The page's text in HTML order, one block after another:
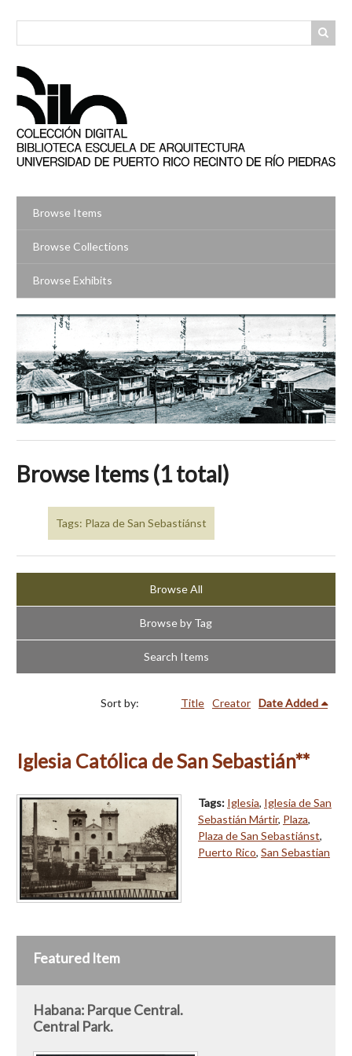
Browse Items
Browse Collections
Browse Exhibits
Browse Items (1 total)
Tags: Plaza de San Sebastiánst
Browse All
Browse by Tag
Search Items
Sort by: Title Creator Date Added
Iglesia Católica de San Sebastián**
Tags: Iglesia, Iglesia de San
Sebastián Mártir, Plaza,
Plaza de San Sebastiánst,
Puerto Rico, San Sebastian
Featured Item
Habana: Parque Central.
Central Park.